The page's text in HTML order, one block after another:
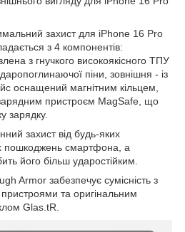
захист для iPhone 16 Pro
з 4 компонентів:
з гнучкого високоякісного ТПУ
піни, зовнішня - із
оснащений магнітним кільцем,
пристроєм MagSafe, що
зарядку.
захист від будь-яких
пошкоджень смартфона, а
його більш ударостійким.
Armor забезпечує сумісність з
та оригінальним
Glas.tR.